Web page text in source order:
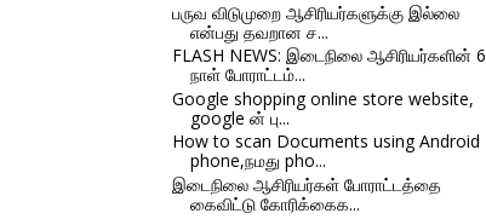
பருவ விடுமுறை ஆசிரியர்களுக்கு இல்லை
என்பது தவறான ச...
FLASH NEWS: இடைநிலை ஆசிரியர்களின் 6
நாள் போராட்டம்...
Google shopping online store website,
google ன் பு...
How to scan Documents using Android
phone,நமது pho...
இடைநிலை ஆசிரியர்கள் போராட்டத்தை
கைவிட்டு கோரிக்கைக...